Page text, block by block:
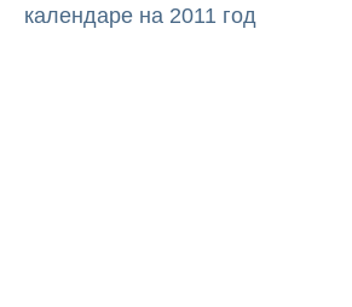
календаре на 2011 год